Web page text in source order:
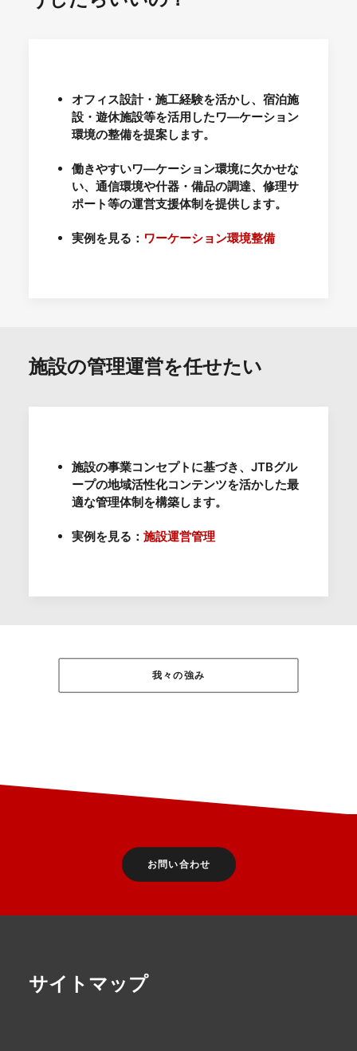
オフィス設計・施工経験を活かし、宿泊施
設・遊休施設等を活用したワ―ケーション
環境の整備を提案します。
働きやすいワ―ケーション環境に欠かせな
い、通信環境や什器・備品の調達、修理サ
ポート等の運営支援体制を提供します。
実例を見る： ワーケーション環境整備
施設の管理運営を任せたい
施設の事業コンセプトに基づき、JTBグル
ープの地域活性化コンテンツを活かした最
適な管理体制を構築します。
実例を見る： 施設運営管理
我々の強み
お問い合わせ
サイトマップ